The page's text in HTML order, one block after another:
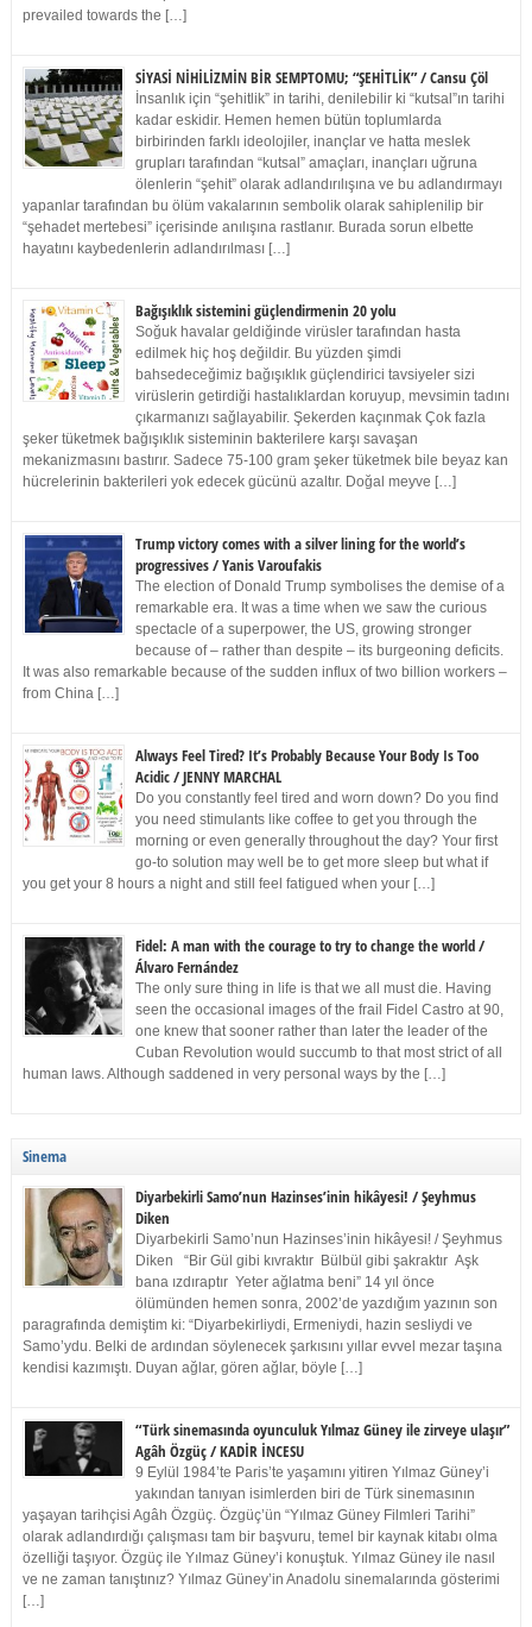
prevailed towards the […]
SİYASİ NİHİLİZMİN BİR SEMPTOMU; “ŞEHİTLİK” / Cansu Çöl
İnsanlık için “şehitlik” in tarihi, denilebilir ki “kutsal”ın tarihi
kadar eskidir. Hemen hemen bütün toplumlarda
birbirinden farklı ideolojiler, inançlar ve hatta meslek
grupları tarafından “kutsal” amaçları, inançları uğruna
ölenlerin “şehit” olarak adlandırılışına ve bu adlandırmayı
yapanlar tarafından bu ölüm vakalarının sembolik olarak sahiplenilip bir
“şehadet mertebesi” içerisinde anılışına rastlanır. Burada sorun elbette
hayatını kaybedenlerin adlandırılması […]
Bağışıklık sistemini güçlendirmenin 20 yolu
Soğuk havalar geldiğinde virüsler tarafından hasta
edilmek hiç hoş değildir. Bu yüzden şimdi
bahsedeceğimiz bağışıklık güçlendirici tavsiyeler sizi
virüslerin getirdiği hastalıklardan koruyup, mevsimin tadını
çıkarmanızı sağlayabilir. Şekerden kaçınmak Çok fazla
şeker tüketmek bağışıklık sisteminin bakterilere karşı savaşan
mekanizmasını bastırır. Sadece 75-100 gram şeker tüketmek bile beyaz kan
hücrelerinin bakterileri yok edecek gücünü azaltır. Doğal meyve […]
Trump victory comes with a silver lining for the world’s
progressives / Yanis Varoufakis
The election of Donald Trump symbolises the demise of a
remarkable era. It was a time when we saw the curious
spectacle of a superpower, the US, growing stronger
because of – rather than despite – its burgeoning deficits.
It was also remarkable because of the sudden influx of two billion workers –
from China […]
Always Feel Tired? It’s Probably Because Your Body Is Too
Acidic / JENNY MARCHAL
Do you constantly feel tired and worn down? Do you find
you need stimulants like coffee to get you through the
morning or even generally throughout the day? Your first
go-to solution may well be to get more sleep but what if
you get your 8 hours a night and still feel fatigued when your […]
Fidel: A man with the courage to try to change the world /
Álvaro Fernández
The only sure thing in life is that we all must die. Having
seen the occasional images of the frail Fidel Castro at 90,
one knew that sooner rather than later the leader of the
Cuban Revolution would succumb to that most strict of all
human laws. Although saddened in very personal ways by the […]
Sinema
Diyarbekirli Samo’nun Hazinses’inin hikâyesi! / Şeyhmus
Diken
Diyarbekirli Samo’nun Hazinses’inin hikâyesi! / Şeyhmus
Diken “Bir Gül gibi kıvraktır Bülbül gibi şakraktır Aşk
bana ızdıraptır Yeter ağlatma beni” 14 yıl önce
ölümünden hemen sonra, 2002’de yazdığım yazının son
paragrafında demiştim ki: “Diyarbekirliydi, Ermeniydi, hazin sesliydi ve
Samo’ydu. Belki de ardından söylenecek şarkısını yıllar evvel mezar taşına
kendisi kazımıştı. Duyan ağlar, gören ağlar, böyle […]
“Türk sinemasında oyunculuk Yılmaz Güney ile zirveye ulaşır”
Agâh Özgüç / KADİR İNCESU
9 Eylül 1984’te Paris’te yaşamını yitiren Yılmaz Güney’i
yakından tanıyan isimlerden biri de Türk sinemasının
yaşayan tarihçisi Agâh Özgüç. Özgüç’ün “Yılmaz Güney Filmleri Tarihi”
olarak adlandırdığı çalışması tam bir başvuru, temel bir kaynak kitabı olma
özelliği taşıyor. Özgüç ile Yılmaz Güney’i konuştuk. Yılmaz Güney ile nasıl
ve ne zaman tanıştınız? Yılmaz Güney’in Anadolu sinemalarında gösterimi
[…]